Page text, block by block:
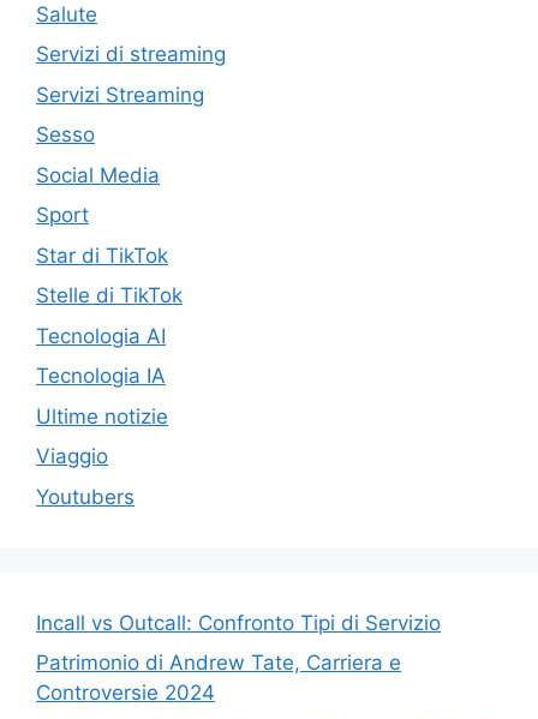
Salute
Servizi di streaming
Servizi Streaming
Sesso
Social Media
Sport
Star di TikTok
Stelle di TikTok
Tecnologia AI
Tecnologia IA
Ultime notizie
Viaggio
Youtubers
Incall vs Outcall: Confronto Tipi di Servizio
Patrimonio di Andrew Tate, Carriera e
Controversie 2024